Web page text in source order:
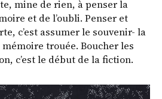
mine de rien, à penser la
et de l’oubli. Penser et
c’est assumer le souvenir- la
trouée. Boucher les
c’est le début de la fiction.